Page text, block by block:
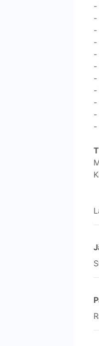
-
-
-
-
-
-
-
-
-
-
-